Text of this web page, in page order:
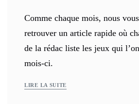
Comme chaque mois, nous
retrouver un article rapide où
de la rédac liste les jeux qui
mois-ci.
LIRE LA SUITE